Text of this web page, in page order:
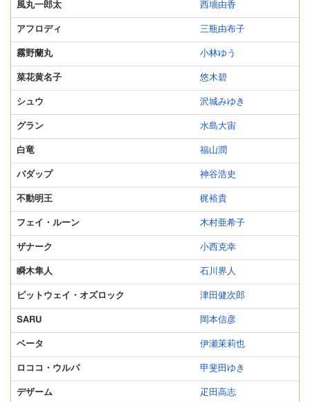
風丸一郎太 西墻由香
アフロディ 三瓶由布子
霧野蘭丸 小林ゆう
菜花黄名子 悠木碧
シュウ 沢城みゆき
グラン 水島大宙
白竜 福山潤
バダップ 神谷浩史
不動明王 梶裕貴
フェイ・ルーン 木村亜希子
ザナーク 小西克幸
瞬木隼人 石川界人
ピットウェイ・オズロック 津田健次郎
SARU 岡本信彦
ベータ 伊瀬茉莉也
ロココ・ウルパ 甲斐田ゆき
デザーム 疋田高志